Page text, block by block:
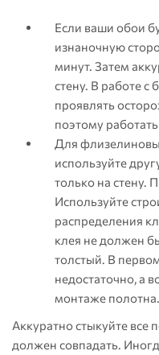
Если ваши обои
изнаночную
минут. Затем
стену. В работе
проявлять
поэтому
Для
используйте
только на стену.
Используйте
распределения
клея не должен
толстый. В
недостаточно, а
монтаже полотна.
Аккуратно стыкуйте
должен совпадать.